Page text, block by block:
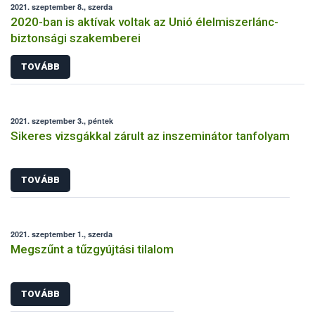
2021. szeptember 8., szerda
2020-ban is aktívak voltak az Unió élelmiszerlánc-
biztonsági szakemberei
TOVÁBB
2021. szeptember 3., péntek
Sikeres vizsgákkal zárult az inszeminátor tanfolyam
TOVÁBB
2021. szeptember 1., szerda
Megszűnt a tűzgyújtási tilalom
TOVÁBB